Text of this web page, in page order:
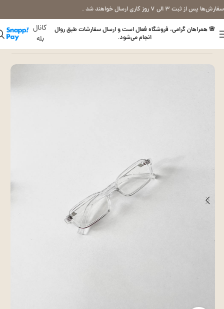
سفارش‌ها پس از ثبت ۳ الی ۷ روز کاری ارسال خواهند شد .
🌸 همراهان گرامی، فروشگاه فعال است و ارسال سفارشات طبق روال
انجام می‌شود.
کانال
بله
خانه عینک بلوکات (طبی)